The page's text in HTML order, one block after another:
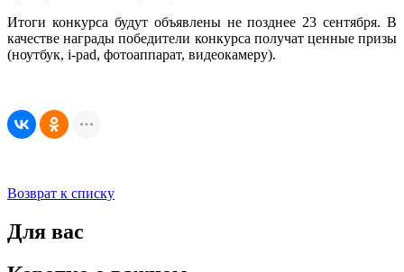
Итоги конкурса будут объявлены не позднее 23 сентября. В
качестве награды победители конкурса получат ценные призы
(ноутбук, i-pad, фотоаппарат, видеокамеру).
Возврат к списку
Для вас